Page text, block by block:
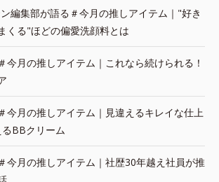
編集部が語る＃今月の推しアイテム｜"好き
くる"ほどの偏愛洗顔料とは
今月の推しアイテム｜これなら続けられる！
今月の推しアイテム｜見違えるキレイな仕上
BBクリーム
今月の推しアイテム｜社歴30年越え社員が推